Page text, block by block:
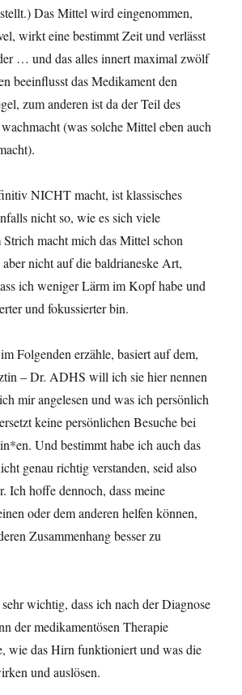
Das Mittel wird eingenommen,
wirkt eine bestimmt Zeit und verlässt
… und das alles innert maximal zwölf
beeinflusst das Medikament den
zum anderen ist da der Teil des
(was solche Mittel eben auch
NICHT macht, ist klassisches
nicht so, wie es sich viele
macht mich das Mittel schon
nicht auf die baldrianeske Art,
ich weniger Lärm im Kopf habe und
und fokussierter bin.
Folgenden erzähle, basiert auf dem,
– Dr. ADHS will ich sie hier nennen
mir angelesen und was ich persönlich
keine persönlichen Besuche bei
Und bestimmt habe ich auch das
genau richtig verstanden, seid also
Ich hoffe dennoch, dass meine
oder dem anderen helfen können,
Zusammenhang besser zu
wichtig, dass ich nach der Diagnose
der medikamentösen Therapie
wie das Hirn funktioniert und was die
und auslösen.